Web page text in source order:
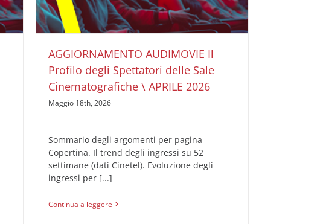
AUDIMOVIE Ricerche Pubblicità Cinema Il Profilo
degli Spettatori delle Sale Cinematografiche
AGGIORNAMENTO AUDIMOVIE Il
Profilo degli Spettatori delle Sale
Cinematografiche \ APRILE 2026
Maggio 18th, 2026
Sommario degli argomenti per pagina
Copertina. Il trend degli ingressi su 52
settimane (dati Cinetel). Evoluzione degli
ingressi per [...]
Continua a leggere